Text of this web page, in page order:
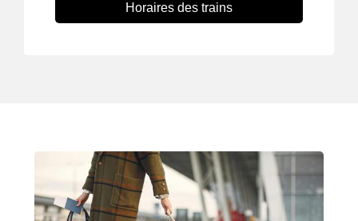
Horaires des trains